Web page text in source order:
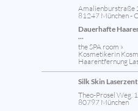
Amalienburstraße
81247 München -
Dauerhafte
...
the SPA room »
Kosmetikerin
Haarentfernung
Silk Skin
Theo-Prosel Weg.
80797 München